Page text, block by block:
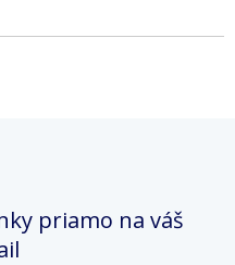
priamo na váš